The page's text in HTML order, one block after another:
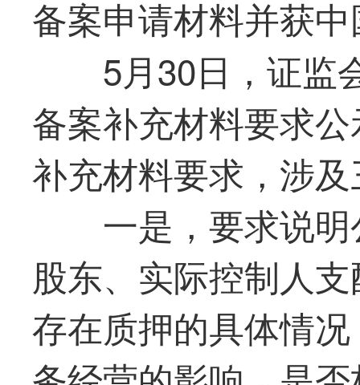
备案申请材料并获
5月30日，证监
备案补充材料要求
补充材料要求，涉
一是，要求说
股东、实际控制人
存在质押的具体情